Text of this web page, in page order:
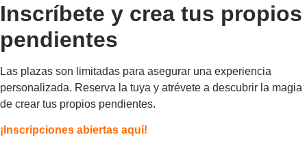
Inscríbete y crea tus propios
pendientes
Las plazas son limitadas para asegurar una experiencia
personalizada. Reserva la tuya y atrévete a descubrir la magia
de crear tus propios pendientes.
¡Inscripciones abiertas aquí!